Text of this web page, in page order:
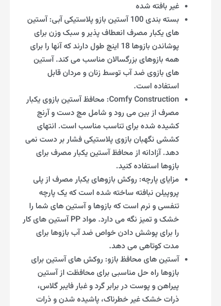
غیر بافته شده
بسته بندی 100 آستین بازو پلاستیکی آبی: آستین
های یکبار مصرف انعطاف پذیر و سبک وزن برای
پوشاندن بازوها 18 اینچ طول دارند که آنها را برای
همه بازوهای بزرگسالان مناسب می کند. آستین
های بازوی ضد آب توسط زنان و مردان قابل
استفاده است.
Comfy Construction: محافظ آستین بازوی یکبار
مصرف از بین می رود و شامل مچ دست و آرنج
کشیده شده برای تناسب مناسب است. انتهای
کششی نگهبان بازوی پلاستیکی فشار بر دست نمی
دهد. آزادانه از محافظ آستین یکبار مصرف برای
بازوها استفاده کنید.
مزایای پارچه: روکش بازوهای یکبار مصرف از پلی
پروپیلن نبافته ساخته شده است که یک پارچه
تنفسی و نرم است که بازوها و آستین های شما را
خشک و تمیز نگه می دارد. مواد PP آستین های کار
را برای پوشش دادن خواص ضد آب بازوها برای
مدت کوتاهی می دهد.
آستین های محافظ بازو: روکش های آستین برای
بازوها راه حل مناسبی برای محافظت از آستین
پیراهن و پوست در برابر گرد و غبار فایبر گلاس،
ذرات خشک غیر خطرناک، پاشیده شدن و ذرات